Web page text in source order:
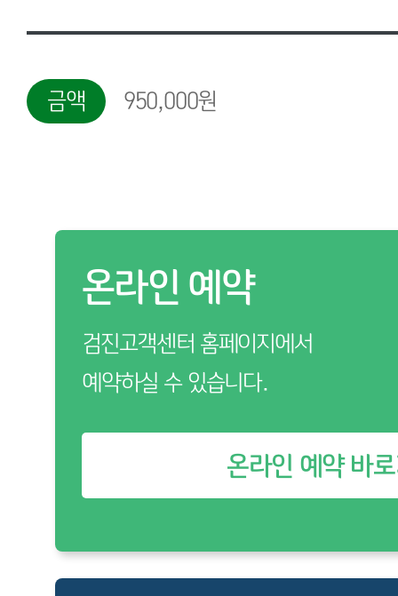
금액 950,000원
온라인 예약
검진고객센터 홈페이지에서
예약하실 수 있습니다.
온라인 예약 바